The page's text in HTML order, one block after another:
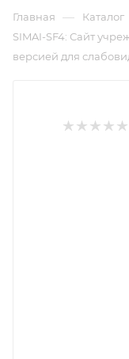
Главная — Каталог
SIMAI-SF4: Сайт
версией для